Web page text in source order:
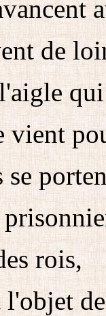
de
vient
se
rois,